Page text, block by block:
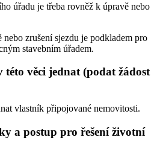
úřadu je třeba rovněž k úpravě nebo
zrušení sjezdu je podkladem pro
stavebním úřadem.
věci jednat (podat žádost
vlastník připojované nemovitosti.
a postup pro řešení životní